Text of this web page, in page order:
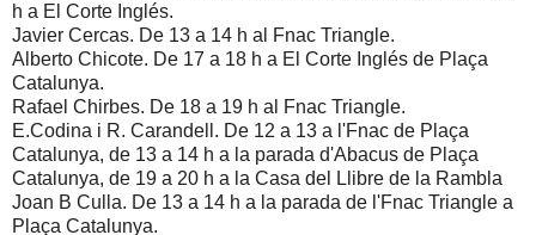
h a El Corte Inglés.
Javier Cercas. De 13 a 14 h al Fnac Triangle.
Alberto Chicote. De 17 a 18 h a El Corte Inglés de Plaça
Catalunya.
Rafael Chirbes. De 18 a 19 h al Fnac Triangle.
E.Codina i R. Carandell. De 12 a 13 a l'Fnac de Plaça
Catalunya, de 13 a 14 h a la parada d'Abacus de Plaça
Catalunya, de 19 a 20 h a la Casa del Llibre de la Rambla
Joan B Culla. De 13 a 14 h a la parada de l'Fnac Triangle a
Plaça Catalunya.